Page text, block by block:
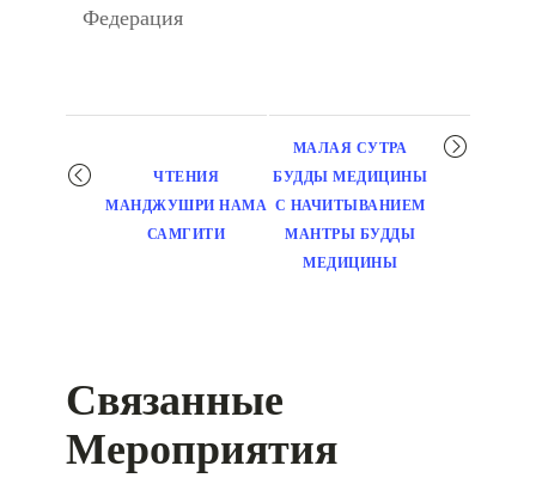
Федерация
Мероприятие
навигация
ЧТЕНИЯ
МАНДЖУШРИ НАМА
САМГИТИ
МАЛАЯ СУТРА
БУДДЫ МЕДИЦИНЫ
С НАЧИТЫВАНИЕМ
МАНТРЫ БУДДЫ
МЕДИЦИНЫ
Связанные
Мероприятия